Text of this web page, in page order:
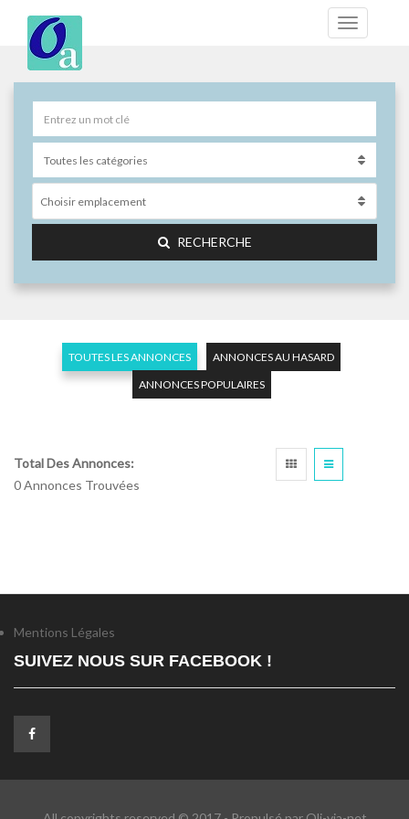
Choisir emplacement
RECHERCHE
TOUTES LES ANNONCES
ANNONCES AU HASARD
ANNONCES POPULAIRES
Total Des Annonces:
0 Annonces Trouvées
Mentions Légales
SUIVEZ NOUS SUR FACEBOOK !